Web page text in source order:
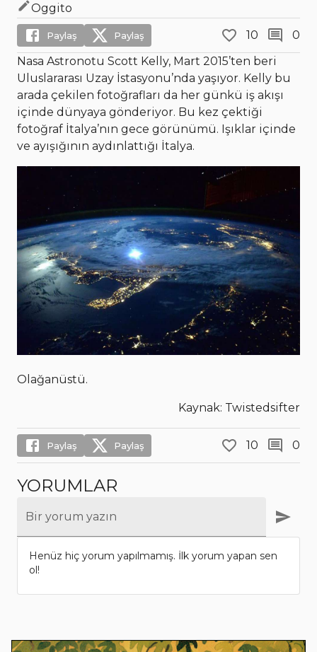
Oggito
Paylaş Paylaş 10
0
Nasa Astronotu Scott Kelly, Mart 2015’ten beri
Uluslararası Uzay İstasyonu’nda yaşıyor. Kelly bu
arada çekilen fotoğrafları da her günkü iş akışı
içinde dünyaya gönderiyor. Bu kez çektiği
fotoğraf İtalya’nın gece görünümü. Işıklar içinde
ve ayışığının aydınlattığı İtalya.
Olağanüstü.
Kaynak: Twistedsifter
Paylaş Paylaş 10 0
YORUMLAR
Bir yorum yazın
Henüz hiç yorum yapılmamış. İlk yorum yapan sen
ol!